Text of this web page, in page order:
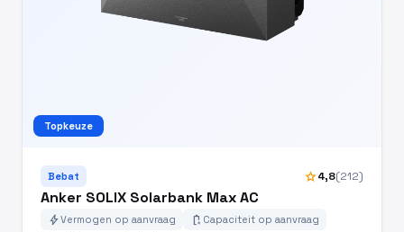
Topkeuze
Bebat star4,8(212)
Anker SOLIX Solarbank Max AC
boltVermogen op aanvraag battery_charging_full Capaciteit op aanvraag